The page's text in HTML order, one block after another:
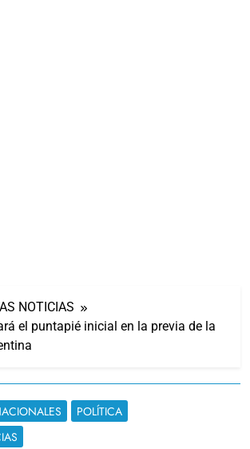
NOTICIAS
el puntapié inicial en la previa de la
POLÍTICA